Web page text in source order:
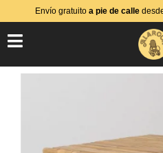
Envío gratuito a pie de calle